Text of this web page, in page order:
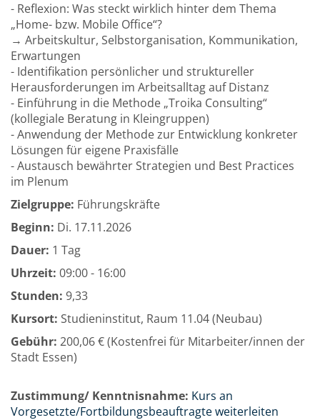
- Reflexion: Was steckt wirklich hinter dem Thema
„Home- bzw. Mobile Office“?
→ Arbeitskultur, Selbstorganisation, Kommunikation,
Erwartungen
- Identifikation persönlicher und struktureller
Herausforderungen im Arbeitsalltag auf Distanz
- Einführung in die Methode „Troika Consulting“
(kollegiale Beratung in Kleingruppen)
- Anwendung der Methode zur Entwicklung konkreter
Lösungen für eigene Praxisfälle
- Austausch bewährter Strategien und Best Practices
im Plenum
Zielgruppe: Führungskräfte
Beginn: Di. 17.11.2026
Dauer: 1 Tag
Uhrzeit: 09:00 - 16:00
Stunden: 9,33
Kursort: Studieninstitut, Raum 11.04 (Neubau)
Gebühr: 200,06 € (Kostenfrei für Mitarbeiter/innen der
Stadt Essen)
Zustimmung/ Kenntnisnahme: Kurs an
Vorgesetzte/Fortbildungsbeauftragte weiterleiten